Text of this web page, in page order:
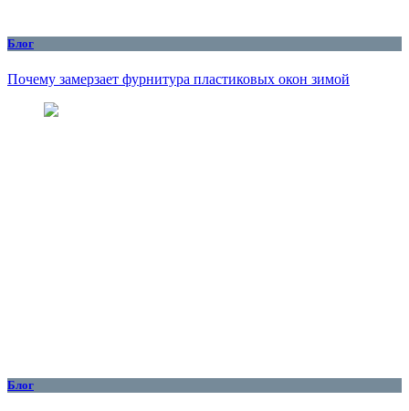
Блог
Почему замерзает фурнитура пластиковых окон зимой
Блог